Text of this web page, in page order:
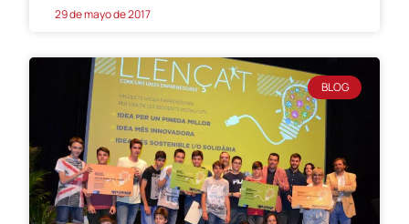
29 de mayo de 2017
BLOG